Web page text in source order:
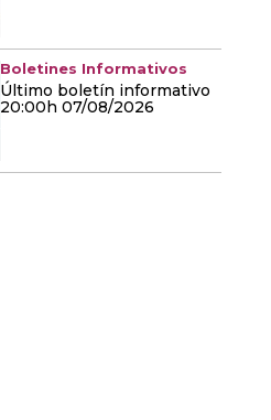
Boletines Informativos
Último boletín informativo
20:00h 07/08/2026